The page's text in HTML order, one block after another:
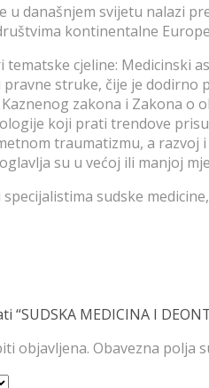
u današnjem svijetu nalazi
kontinentalne
cjeline: Medicinski
struke, čije je dodirno
zakona i Zakona o
koji prati trendove
traumatizmu, a razvoj
su u većoj ili manjoj
sudske
MEDICINA I
objavljena. Obavezna polja